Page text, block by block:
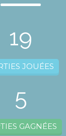
19
JOUÉES
5
GAGNÉES